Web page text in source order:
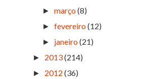
►março(8)
►fevereiro(12)
► janeiro(21)
► 2013(214)
► 2012 (36)